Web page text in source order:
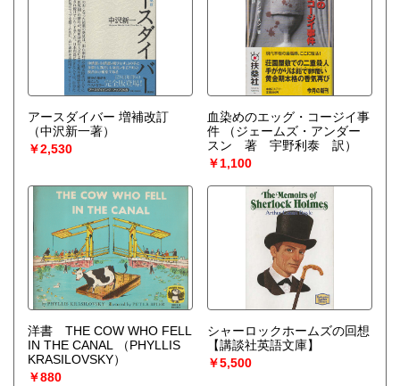
アースダイバー 増補改訂
（中沢新一著）
￥2,530
血染めのエッグ・コージイ事
件
（ジェームズ・アンダー
スン 著 宇野利泰 訳）
￥1,100
洋書 THE COW WHO FELL
IN THE CANAL
（PHYLLIS
KRASILOVSKY）
￥880
シャーロックホームズの回想
【講談社英語文庫】
￥5,500